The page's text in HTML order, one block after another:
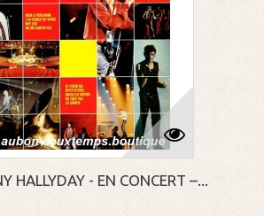
HALLYDAY - EN CONCERT –...